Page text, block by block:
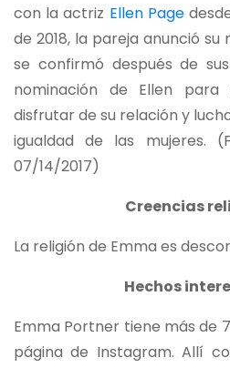
con la actriz Ellen Page
de 2018, la pareja anunció
se confirmó después de
nominación de Ellen para
disfrutar de su relación y
igualdad de las mujeres.
07/14/2017)
Creencias
La religión de Emma es
Hechos
Emma Portner tiene más de
página de Instagram. Allí